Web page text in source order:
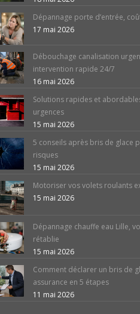
Dépannage porte d’entrée,
17 mai 2026
Débouchage canalisation
intervention rapide 24/7
16 mai 2026
Solutions rapides et
urgences
15 mai 2026
5 conseils après bris de glace
risques
15 mai 2026
Motoriser vos volets roulants
15 mai 2026
Dépannage chauffe eau Lille,
rétablie
15 mai 2026
Comment déclarer un bris de
assurance en 5 étapes
11 mai 2026